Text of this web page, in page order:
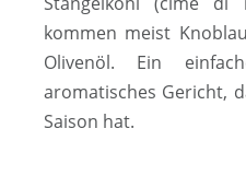
kommen meist
Olivenöl. Ein
aromatisches Gericht,
Saison hat.